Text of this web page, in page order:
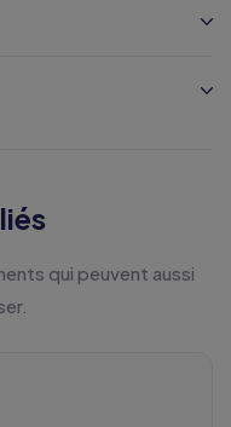
qui peuvent aussi